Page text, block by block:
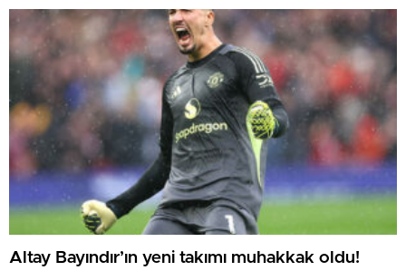
Altay Bayındır’ın yeni takımı muhakkak oldu!